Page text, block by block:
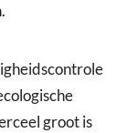
groot is